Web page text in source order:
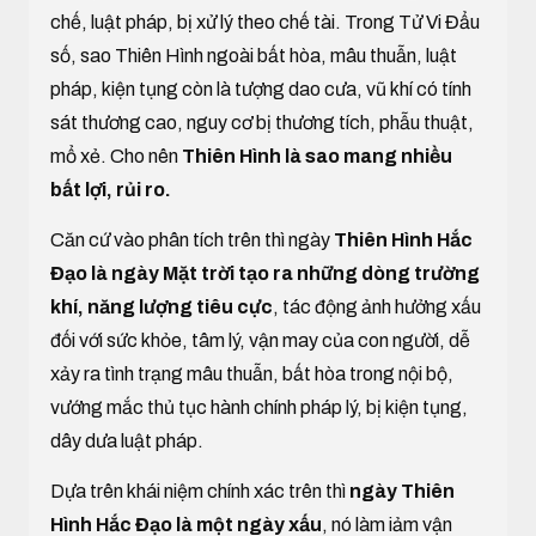
chế, luật pháp, bị xử lý theo chế tài. Trong Tử Vi Đẩu
số, sao Thiên Hình ngoài bất hòa, mâu thuẫn, luật
pháp, kiện tụng còn là tượng dao cưa, vũ khí có tính
sát thương cao, nguy cơ bị thương tích, phẫu thuật,
mổ xẻ. Cho nên Thiên Hình là sao mang nhiều
bất lợi, rủi ro.
Căn cứ vào phân tích trên thì ngày Thiên Hình Hắc
Đạo là ngày Mặt trời tạo ra những dòng trường
khí, năng lượng tiêu cực, tác động ảnh hưởng xấu
đối với sức khỏe, tâm lý, vận may của con người, dễ
xảy ra tình trạng mâu thuẫn, bất hòa trong nội bộ,
vướng mắc thủ tục hành chính pháp lý, bị kiện tụng,
dây dưa luật pháp.
Dựa trên khái niệm chính xác trên thì ngày Thiên
Hình Hắc Đạo là một ngày xấu, nó làm iảm vận